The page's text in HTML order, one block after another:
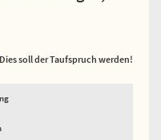
Dies soll der Taufspruch werden!